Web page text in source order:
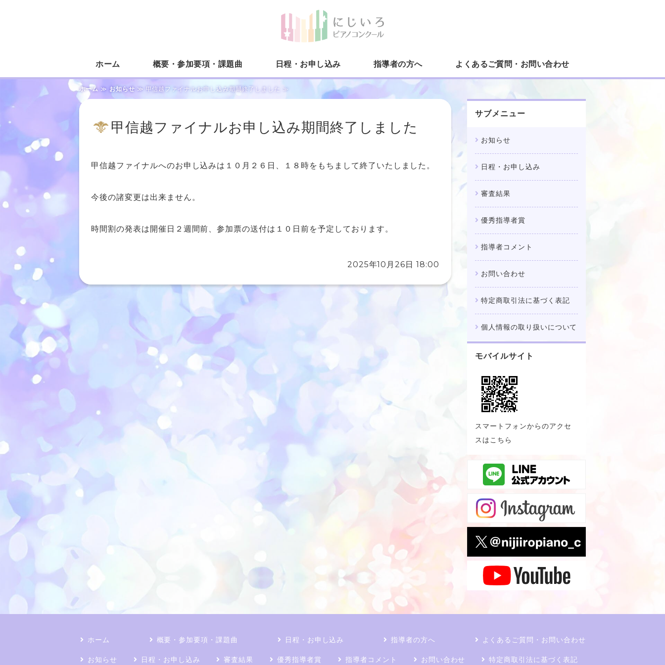
ホーム 概要・参加要項・課題曲 日程・お申し込み 指導者の方へ よくあるご質問・お問い合わせ
ホーム ≫ お知らせ ≫ 甲信越ファイナルお申し込み期間終了しました ≫
甲信越ファイナルお申し込み期間終了しました
甲信越ファイナルへのお申し込みは１０月２６日、１８時をもちまして終了いたしました。
今後の諸変更は出来ません。
時間割の発表は開催日２週間前、参加票の送付は１０日前を予定しております。
2025年10月26日 18:00
サブメニュー
お知らせ
日程・お申し込み
審査結果
優秀指導者賞
指導者コメント
お問い合わせ
特定商取引法に基づく表記
個人情報の取り扱いについて
モバイルサイト
スマートフォンからのアクセ
スはこちら
ホーム 概要・参加要項・課題曲 日程・お申し込み 指導者の方へ よくあるご質問・お問い合わせ
お知らせ 日程・お申し込み 審査結果 優秀指導者賞 指導者コメント お問い合わせ 特定商取引法に基づく表記